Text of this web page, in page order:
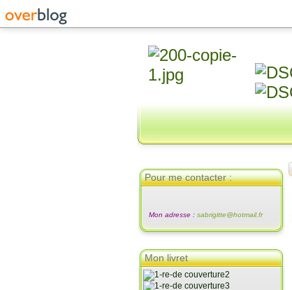
Pour me contacter :
Mon adresse : sabrigitte@hotmail.fr
Mon livret